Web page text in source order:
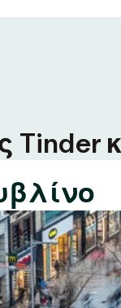
Tinder